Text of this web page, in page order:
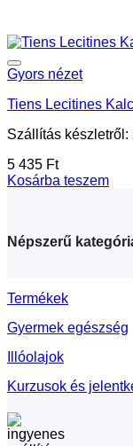
Gyors nézet
Tiens Lecitines
Szállítás készletről:
5 435 Ft
Kosárba teszem
Népszerű
Termékek
Gyermek egészség
Illóolajok
Kurzusok és